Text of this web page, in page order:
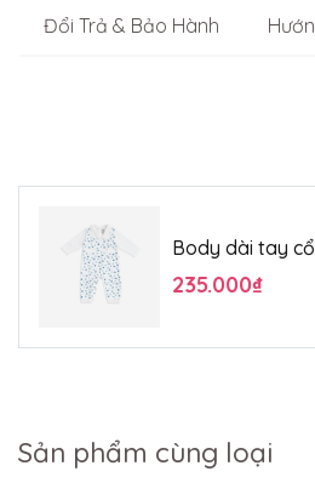
Đổi Trả & Bảo Hành
Body dài tay
235.000₫
Sản phẩm cùng loại